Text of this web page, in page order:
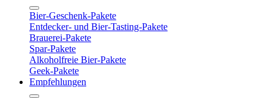
Bier-Geschenk-Pakete
Entdecker- und Bier-Tasting-Pakete
Brauerei-Pakete
Spar-Pakete
Alkoholfreie Bier-Pakete
Geek-Pakete
Empfehlungen